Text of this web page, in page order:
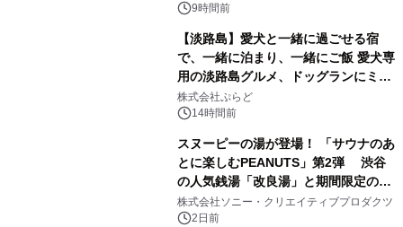
9時間前
【淡路島】愛犬と一緒に過ごせる宿
で、一緒に泊まり、一緒にご飯 愛犬専
用の淡路島グルメ、ドッグランにミニ
プール グランピングとトレーラーハウ
スの2施設で
株式会社ぷらど
14時間前
スヌーピーの湯が登場！ 「サウナのあ
とに楽しむPEANUTS」第2弾 渋谷
の人気銭湯「改良湯」と期間限定のコ
ラボレーション サウナイキタイコラ
ボグッズも発売決定！
株式会社ソニー・クリエイティブプロダクツ
2日前